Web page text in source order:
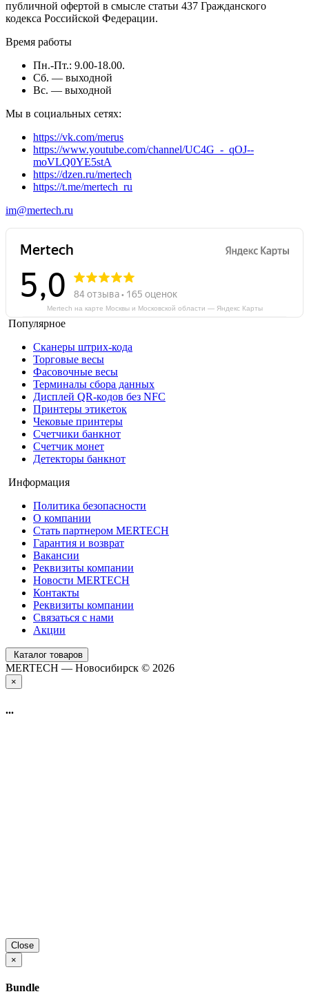
публичной офертой в смысле статьи 437 Гражданского
кодекса Российской Федерации.
Время работы
Пн.-Пт.: 9.00-18.00.
Сб. — выходной
Вс. — выходной
Мы в социальных сетях:
https://vk.com/merus
https://www.youtube.com/channel/UC4G_-_qOJ--
moVLQ0YE5stA
https://dzen.ru/mertech
https://t.me/mertech_ru
im@mertech.ru
Mertech на карте Москвы и Московской области — Яндекс Карты
Популярное
Сканеры штрих-кода
Торговые весы
Фасовочные весы
Терминалы сбора данных
Дисплей QR-кодов без NFC
Принтеры этикеток
Чековые принтеры
Счетчики банкнот
Счетчик монет
Детекторы банкнот
Информация
Политика безопасности
О компании
Стать партнером MERTECH
Гарантия и возврат
Вакансии
Реквизиты компании
Новости MERTECH
Контакты
Реквизиты компании
Связаться с нами
Акции
Каталог товаров
MERTECH — Новосибирск © 2026
×
...
Close
×
Bundle